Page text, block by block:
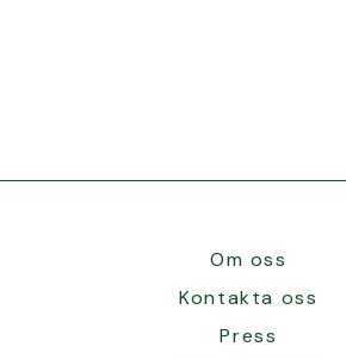
Om oss
Kontakta oss
Press